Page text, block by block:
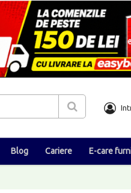
Blog Cariere E-care